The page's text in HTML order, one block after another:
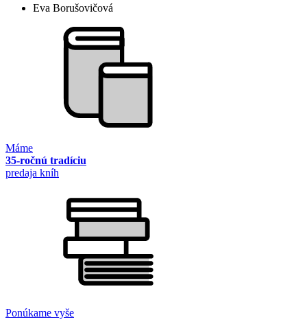
Eva Borušovičová
Máme
35-ročnú tradíciu
predaja kníh
Ponúkame vyše